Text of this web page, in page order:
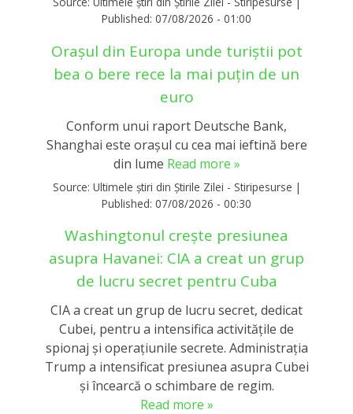
Published: 07/08/2026 - 01:00
Orașul din Europa unde turiștii pot
bea o bere rece la mai puțin de un
euro
Conform unui raport Deutsche Bank,
Shanghai este orașul cu cea mai ieftină bere
din lume Read more »
Source: Ultimele știri din Știrile Zilei - Stiripesurse |
Published: 07/08/2026 - 00:30
Washingtonul creşte presiunea
asupra Havanei: CIA a creat un grup
de lucru secret pentru Cuba
CIA a creat un grup de lucru secret, dedicat
Cubei, pentru a intensifica activitățile de
spionaj și operațiunile secrete. Administrația
Trump a intensificat presiunea asupra Cubei
și încearcă o schimbare de regim.
Read more »